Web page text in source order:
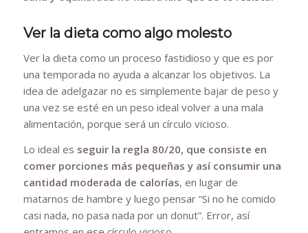
Ver la dieta como algo molesto
Ver la dieta como un proceso fastidioso y que es por
una temporada no ayuda a alcanzar los objetivos. La
idea de adelgazar no es simplemente bajar de peso y
una vez se esté en un peso ideal volver a una mala
alimentación, porque será un círculo vicioso.
Lo ideal es seguir la regla 80/20, que consiste en
comer porciones más pequeñas y así consumir una
cantidad moderada de calorías, en lugar de
matarnos de hambre y luego pensar “Si no he comido
casi nada, no pasa nada por un donut”. Error, así